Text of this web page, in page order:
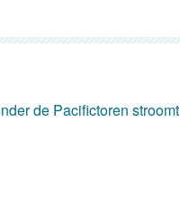
de Pacifictoren stroomt